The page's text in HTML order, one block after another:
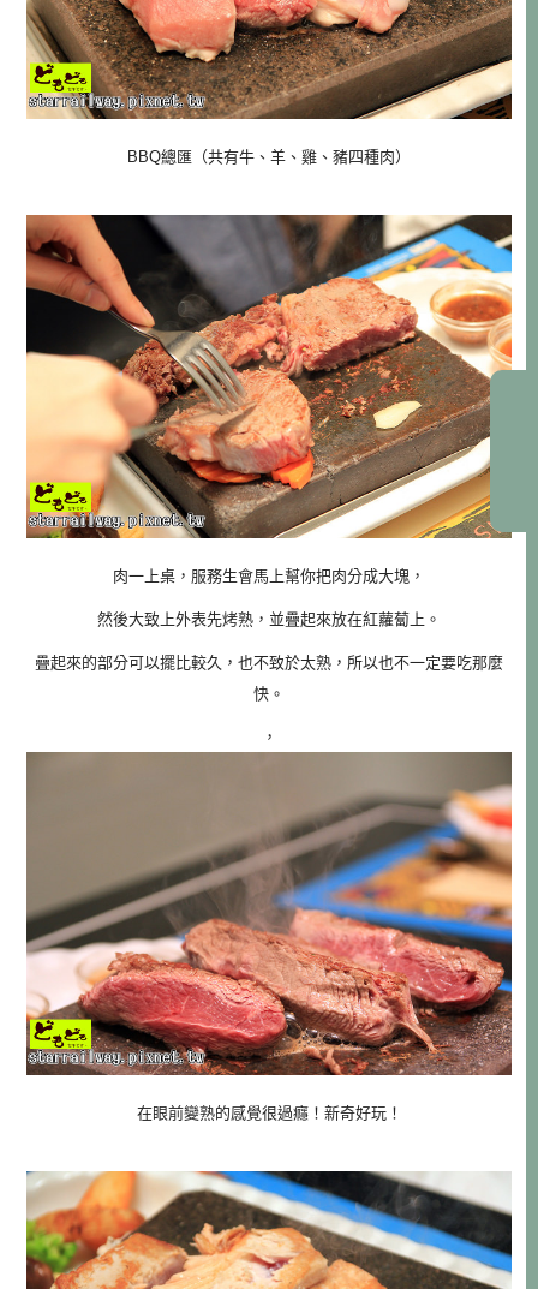
BBQ總匯（共有牛、羊、雞、豬四種肉）
肉一上桌，服務生會馬上幫你把肉分成大塊，
然後大致上外表先烤熟，並疊起來放在紅蘿蔔上。
疊起來的部分可以擺比較久，也不致於太熟，所以也不一定要吃那麼
快。
，
在眼前變熟的感覺很過癮！新奇好玩！